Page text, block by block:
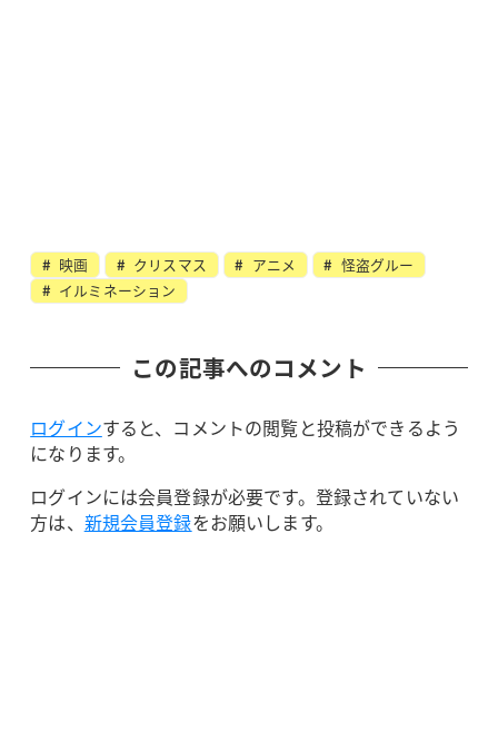
映画 クリスマス アニメ
怪盗グルー
イルミネーション
この記事へのコメント
ログインすると、コメントの閲覧と投稿ができるよう
になります。
ログインには会員登録が必要です。登録されていない
方は、 新規会員登録をお願いします。